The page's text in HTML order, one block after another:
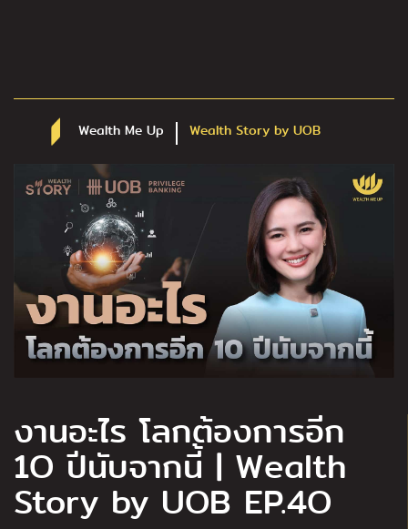
Wealth Me Up Wealth Story by UOB
งานอะไร โลกต้องการอีก
1O ปีนับจากนี้ | Wealth
Story by UOB EP.4O